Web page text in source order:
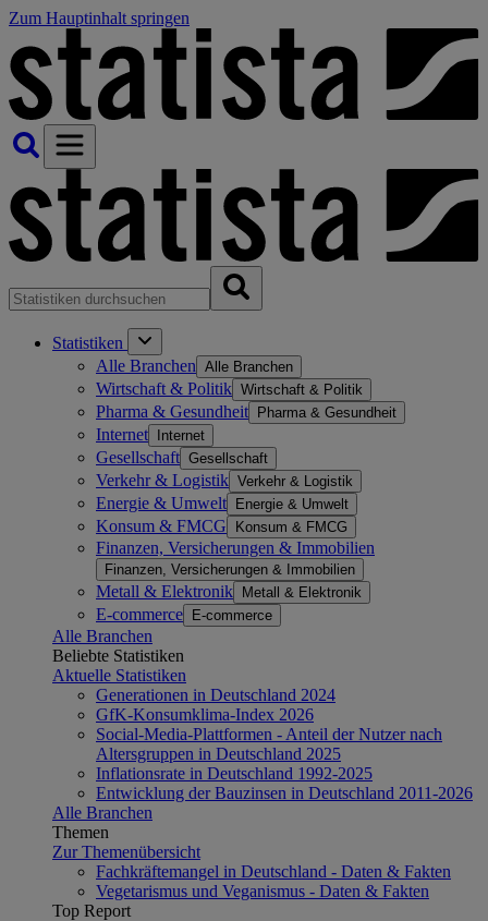
Zum Hauptinhalt springen
Statistiken
Alle Branchen Alle Branchen
Wirtschaft & Politik Wirtschaft & Politik
Pharma & Gesundheit Pharma & Gesundheit
Internet Internet
Gesellschaft Gesellschaft
Verkehr & Logistik Verkehr & Logistik
Energie & Umwelt Energie & Umwelt
Konsum & FMCG Konsum & FMCG
Finanzen, Versicherungen & Immobilien
Finanzen, Versicherungen & Immobilien
Metall & Elektronik Metall & Elektronik
E-commerce E-commerce
Alle Branchen
Beliebte Statistiken
Aktuelle Statistiken
Generationen in Deutschland 2024
GfK-Konsumklima-Index 2026
Social-Media-Plattformen - Anteil der Nutzer nach
Altersgruppen in Deutschland 2025
Inflationsrate in Deutschland 1992-2025
Entwicklung der Bauzinsen in Deutschland 2011-2026
Alle Branchen
Themen
Zur Themenübersicht
Fachkräftemangel in Deutschland - Daten & Fakten
Vegetarismus und Veganismus - Daten & Fakten
Top Report